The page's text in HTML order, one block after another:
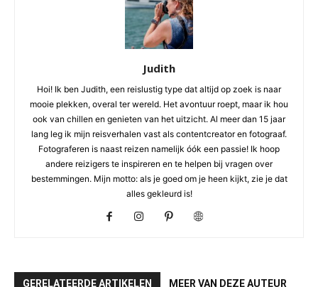
Judith
Hoi! Ik ben Judith, een reislustig type dat altijd op zoek is naar
mooie plekken, overal ter wereld. Het avontuur roept, maar ik hou
ook van chillen en genieten van het uitzicht. Al meer dan 15 jaar
lang leg ik mijn reisverhalen vast als contentcreator en fotograaf.
Fotograferen is naast reizen namelijk óók een passie! Ik hoop
andere reizigers te inspireren en te helpen bij vragen over
bestemmingen. Mijn motto: als je goed om je heen kijkt, zie je dat
alles gekleurd is!
GERELATEERDE ARTIKELEN MEER VAN DEZE AUTEUR